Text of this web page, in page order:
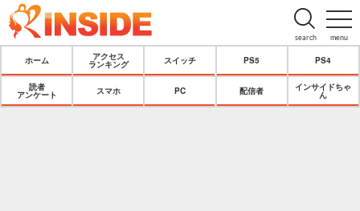
menu
search
ホーム
アクセス
ランキング
スイッチ PS5 PS4
読者
アンケート
スマホ PC 配信者
インサイドちゃ
ん